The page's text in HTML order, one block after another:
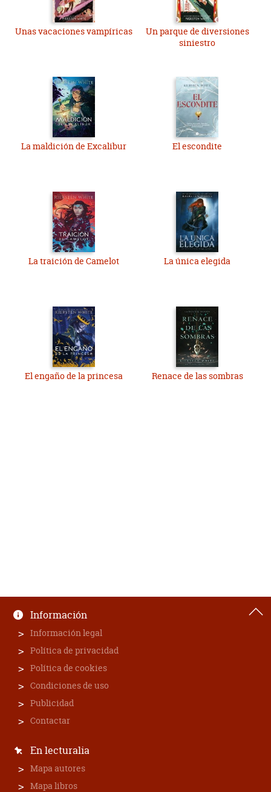
Unas vacaciones vampíricas
Un parque de diversiones
siniestro
La maldición de Excalibur El escondite
La traición de Camelot La única elegida
El engaño de la princesa Renace de las sombras
Información
Información legal
Política de privacidad
Política de cookies
Condiciones de uso
Publicidad
Contactar
En lecturalia
Mapa autores
Mapa libros